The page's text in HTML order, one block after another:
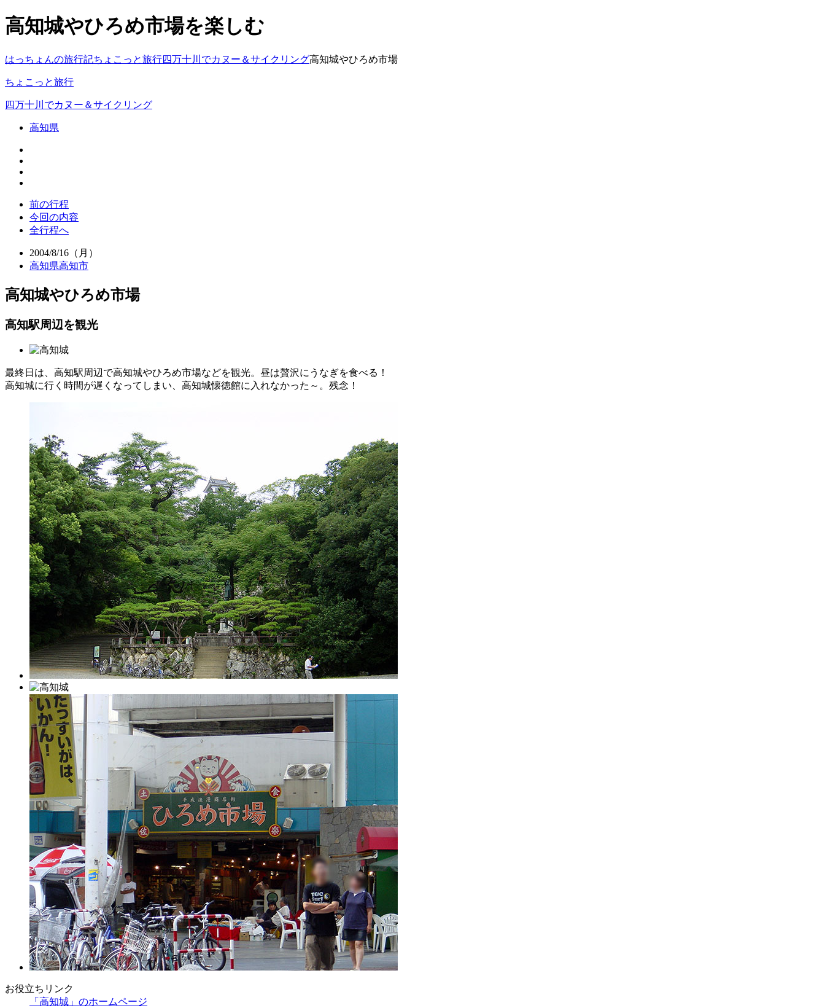
高知城やひろめ市場を楽しむ
はっちょんの旅行記ちょこっと旅行四万十川でカヌー＆サイクリング高知城やひろめ市場
ちょこっと旅行
四万十川でカヌー＆サイクリング
高知県
前の行程
今回の内容
全行程へ
2004/8/16（月）
高知県高知市
高知城やひろめ市場
高知駅周辺を観光
最終日は、高知駅周辺で高知城やひろめ市場などを観光。昼は贅沢にうなぎを食べる！
高知城に行く時間が遅くなってしまい、高知城懐徳館に入れなかった～。残念！
お役立ちリンク
「高知城」のホームページ